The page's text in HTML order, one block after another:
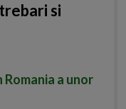
si
a unor